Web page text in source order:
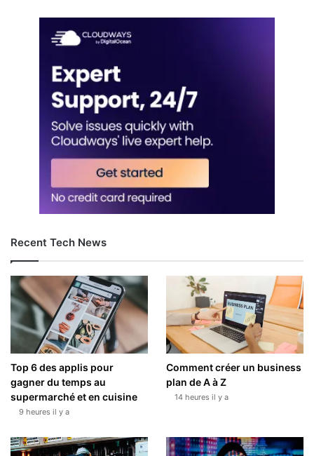
Recent Tech News
Top 6 des applis pour
gagner du temps au
supermarché et en cuisine
9 heures il y a
Comment créer un business
plan de A à Z
14 heures il y a